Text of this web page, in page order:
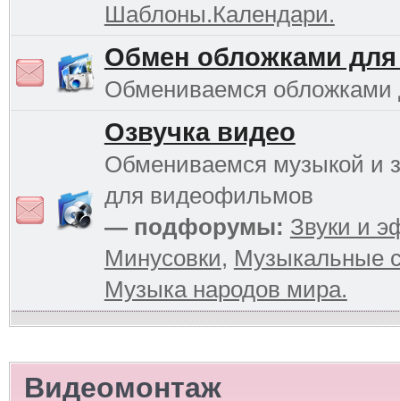
Шаблоны.Календари.
Обмен обложками для
Обмениваемся обложками
Озвучка видео
Обмениваемся музыкой и
для видеофильмов
— подфорумы: Звуки и
Минусовки, Музыкальные
Музыка народов мира.
Видеомонтаж